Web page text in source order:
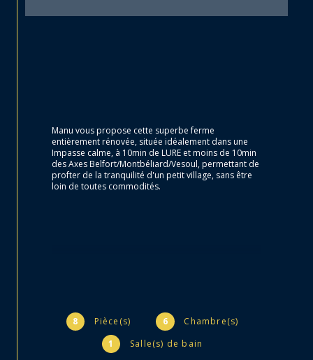
8 Pièce(s) 6
Chambre(s)
1
Salle(s) de bain
Manu vous propose cette superbe ferme
entièrement rénovée, située idéalement dans une
Impasse calme, à 10min de LURE et moins de 10min
des Axes Belfort/Montbéliard/Vesoul, permettant de
profter de la tranquilité d'un petit village, sans être
loin de toutes commodités.
Au RDC : un Hall d'entrée Spacieux avec accès sur
une Cave Voûtée, un Atelier/Pièce stockage, un